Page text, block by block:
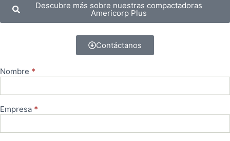
Descubre más sobre nuestras compactadoras
Americorp Plus
Contáctanos
Cotizar
Nombre *
Empresa *